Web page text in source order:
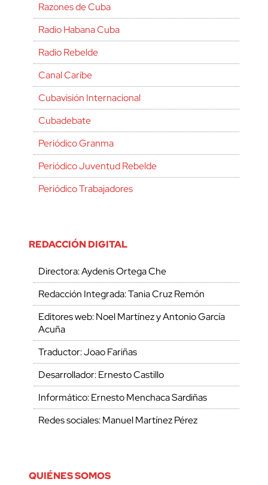
Razones de Cuba
Radio Habana Cuba
Radio Rebelde
Canal Caribe
Cubavisión Internacional
Cubadebate
Periódico Granma
Periódico Juventud Rebelde
Periódico Trabajadores
REDACCIÓN DIGITAL
Directora: Aydenis Ortega Che
Redacción Integrada: Tania Cruz Remón
Editores web: Noel Martínez y Antonio García
Acuña
Traductor: Joao Fariñas
Desarrollador: Ernesto Castillo
Informático: Ernesto Menchaca Sardiñas
Redes sociales: Manuel Martínez Pérez
QUIÉNES SOMOS